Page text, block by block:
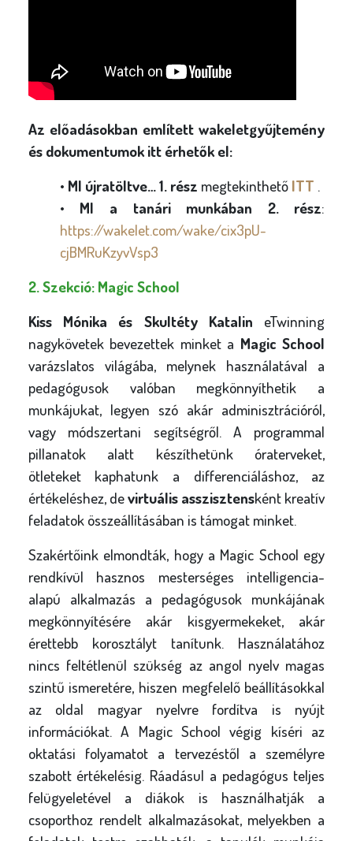
Az előadásokban említett wakeletgyűjtemény
és dokumentumok itt érhetők el:
• MI újratöltve… 1. rész megtekinthető ITT .
• MI a tanári munkában 2. rész:
https://wakelet.com/wake/cix3pU-
cjBMRuKzyvVsp3
2. Szekció: Magic School
Kiss Mónika és Skultéty Katalin eTwinning
nagykövetek bevezettek minket a Magic School
varázslatos világába, melynek használatával a
pedagógusok valóban megkönnyíthetik a
munkájukat, legyen szó akár adminisztrációról,
vagy módszertani segítségről. A programmal
pillanatok alatt készíthetünk óraterveket,
ötleteket kaphatunk a differenciáláshoz, az
értékeléshez, devirtuális asszisztensként kreatív
feladatok összeállításában is támogat minket.
Szakértőink elmondták, hogy a Magic School egy
rendkívül hasznos mesterséges intelligencia-
alapú alkalmazás a pedagógusok munkájának
megkönnyítésére akár kisgyermekeket, akár
érettebb korosztályt tanítunk. Használatához
nincs feltétlenül szükség az angol nyelv magas
szintű ismeretére, hiszen megfelelő beállításokkal
az oldal magyar nyelvre fordítva is nyújt
információkat. A Magic School végig kíséri az
oktatási folyamatot a tervezéstől a személyre
szabott értékelésig. Ráadásul a pedagógus teljes
felügyeletével a diákok is használhatják a
csoporthoz rendelt alkalmazásokat, melyekben a